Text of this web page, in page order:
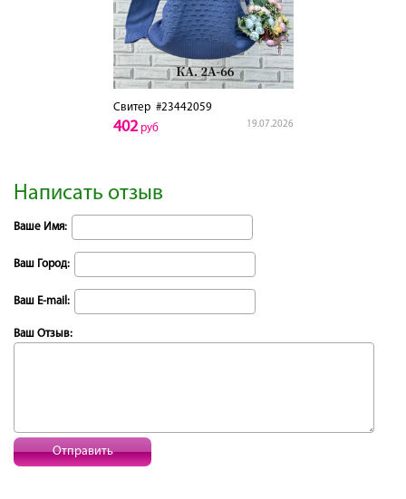
Свитер#23442059
19.07.2026
402руб
Написать отзыв
Ваше Имя:
Ваш Город:
Ваш E-mail:
Ваш Отзыв:
Отправить